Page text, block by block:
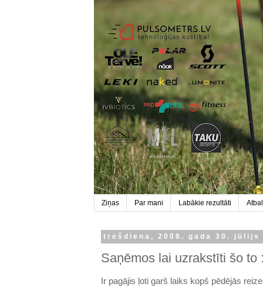
Ziņas Par mani Labākie rezultāti
trešdiena, 2008. gada 30. jūlijs
Saņēmos lai uzrakstīti šo to
Ir pagājis ļoti garš laiks kopš pēdējās